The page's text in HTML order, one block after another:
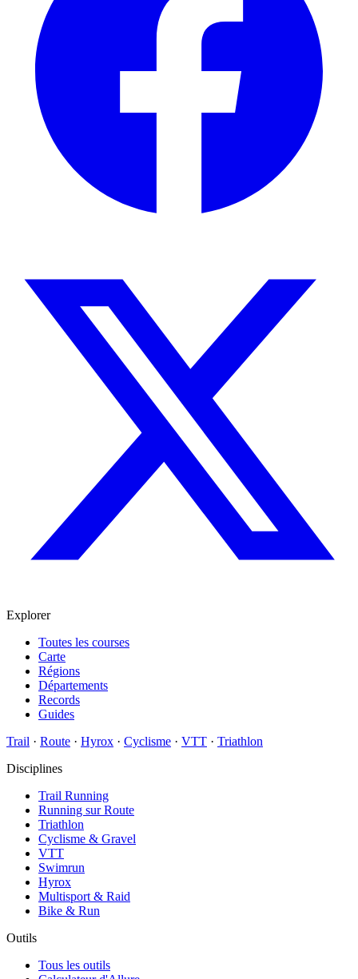
Explorer
Toutes les courses
Carte
Régions
Départements
Records
Guides
Trail · Route · Hyrox · Cyclisme · VTT · Triathlon
Disciplines
Trail Running
Running sur Route
Triathlon
Cyclisme & Gravel
VTT
Swimrun
Hyrox
Multisport & Raid
Bike & Run
Outils
Tous les outils